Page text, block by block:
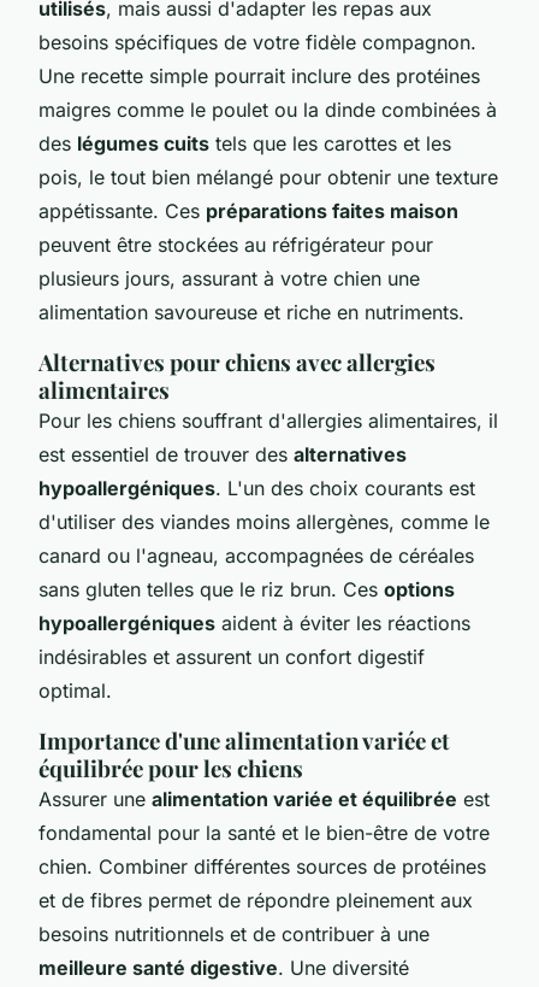
utilisés, mais aussi d'adapter les repas aux
besoins spécifiques de votre fidèle compagnon.
Une recette simple pourrait inclure des protéines
maigres comme le poulet ou la dinde combinées à
des légumes cuits tels que les carottes et les
pois, le tout bien mélangé pour obtenir une texture
appétissante. Ces préparations faites maison
peuvent être stockées au réfrigérateur pour
plusieurs jours, assurant à votre chien une
alimentation savoureuse et riche en nutriments.
Alternatives pour chiens avec allergies
alimentaires
Pour les chiens souffrant d'allergies alimentaires, il
est essentiel de trouver des alternatives
hypoallergéniques. L'un des choix courants est
d'utiliser des viandes moins allergènes, comme le
canard ou l'agneau, accompagnées de céréales
sans gluten telles que le riz brun. Ces options
hypoallergéniques aident à éviter les réactions
indésirables et assurent un confort digestif
optimal.
Importance d'une alimentation variée et
équilibrée pour les chiens
Assurer une alimentation variée et équilibrée est
fondamental pour la santé et le bien-être de votre
chien. Combiner différentes sources de protéines
et de fibres permet de répondre pleinement aux
besoins nutritionnels et de contribuer à une
meilleure santé digestive. Une diversité